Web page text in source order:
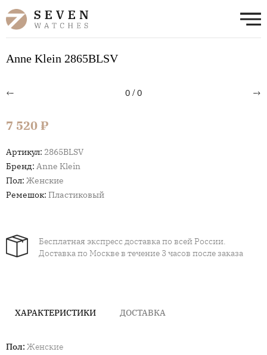
Anne Klein 2865BLSV
← 0/0 →
7 520 ₽
Артикул: 2865BLSV
Бренд: Anne Klein
Пол: Женские
Ремешок: Пластиковый
Бесплатная экспресс доставка по всей России.
Доставка по Москве в течение 3 часов после заказа
ХАРАКТЕРИСТИКИ ДОСТАВКА
Пол: Женские